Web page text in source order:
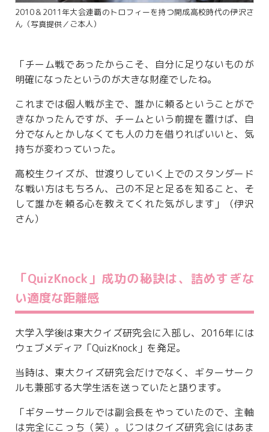
2010＆2011年大会連覇のトロフィーを持つ開成高校時代の伊沢さ
ん（写真提供／ご本人）
「チーム戦であったからこそ、自分に足りないものが
明確になったというのが大きな財産でしたね。
これまでは個人戦が主で、誰かに頼るということがで
きなかったんですが、チームという前提を置けば、自
分でなんとかしなくても人の力を借りればいいと、気
持ちが変わっていった。
高校生クイズが、世渡りしていく上でのスタンダード
な戦い方はもちろん、己の不足と足るを知ること、そ
して誰かを頼る心を教えてくれた気がします」（伊沢
さん）
「QuizKnock」成功の秘訣は、詰めすぎな
い適度な距離感
大学入学後は東大クイズ研究会に入部し、2016年には
ウェブメディア「QuizKnock」を発足。
当時は、東大クイズ研究会だけでなく、ギターサーク
ルも兼部する大学生活を送っていたと語ります。
「ギターサークルでは副会長をやっていたので、主軸
は完全にこっち（笑）。じつはクイズ研究会にはあま